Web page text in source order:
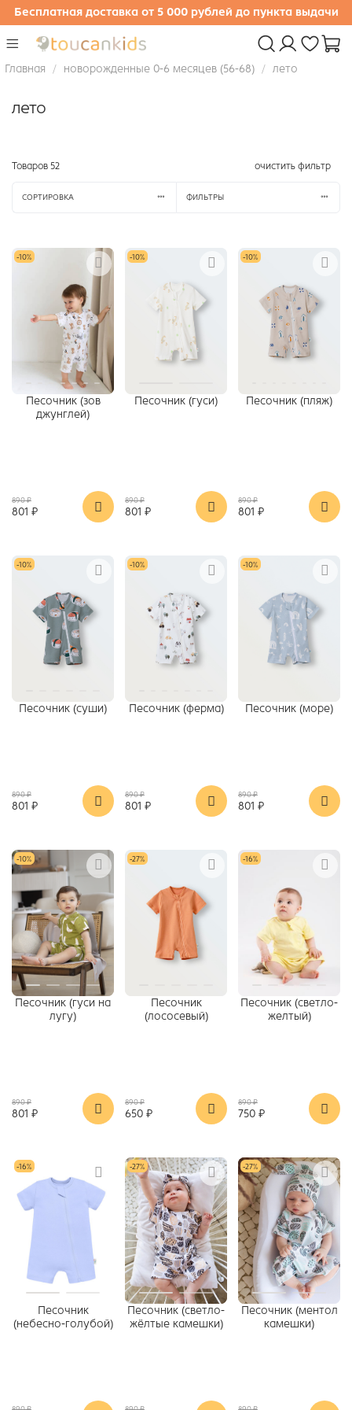
Бесплатная доставка от 5 000 рублей до пункта выдачи
Главная новорожденные 0-6 месяцев (56-68) лето
лето
Товаров 52 очистить фильтр
СОРТИРОВКА ФИЛЬТРЫ
-10%
Песочник (зов
джунглей)
890 ₽
801 ₽
-10%
Песочник (гуси)
890 ₽
801 ₽
-10%
Песочник (пляж)
890 ₽
801 ₽
-10%
Песочник (суши)
890 ₽
801 ₽
-10%
Песочник (ферма)
890 ₽
801 ₽
-10%
Песочник (море)
890 ₽
801 ₽
-10%
Песочник (гуси на
лугу)
890 ₽
801 ₽
-27%
Песочник
(лососевый)
890 ₽
650 ₽
-16%
Песочник (светло-
желтый)
890 ₽
750 ₽
-16%
Песочник
(небесно-голубой)
-27%
Песочник (светло-
жёлтые камешки)
-27%
Песочник (ментол
камешки)